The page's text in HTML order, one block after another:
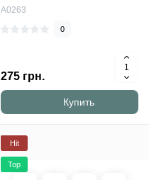
A0263
0
275 грн.
Купить
Hit
Top